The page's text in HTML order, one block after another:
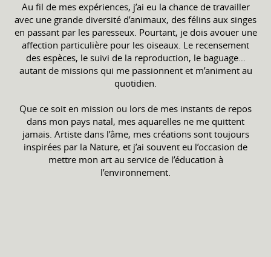
Au fil de mes expériences, j’ai eu la chance de travailler
avec une grande diversité d’animaux, des félins aux singes
en passant par les paresseux. Pourtant, je dois avouer une
affection particulière pour les oiseaux. Le recensement
des espèces, le suivi de la reproduction, le baguage…
autant de missions qui me passionnent et m’animent au
quotidien.
Que ce soit en mission ou lors de mes instants de repos
dans mon pays natal, mes aquarelles ne me quittent
jamais. Artiste dans l’âme, mes créations sont toujours
inspirées par la Nature, et j’ai souvent eu l’occasion de
mettre mon art au service de l’éducation à
l’environnement.